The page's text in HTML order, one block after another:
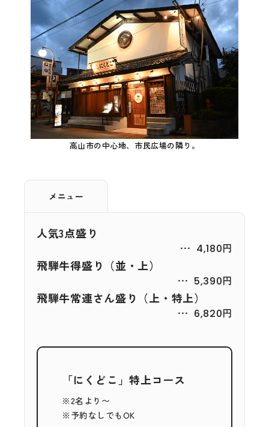
高山市の中心地、市民広場の隣り。
メニュー
人気3点盛り
4,180円
飛騨牛得盛り（並・上）
5,390円
飛騨牛常連さん盛り（上・特上）
6,820円
「にくどこ」特上コース
※2名より〜
※予約なしでもOK